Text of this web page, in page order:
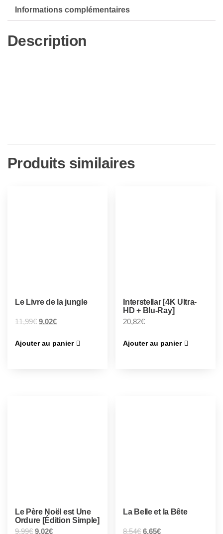
Informations complémentaires
Description
Produits similaires
Le Livre de la jungle
11,99€ 9,02€
Ajouter au panier
Interstellar [4K Ultra-
HD + Blu-Ray]
20,82€
Ajouter au panier
Le Père Noël est Une
Ordure [Édition Simple]
9,99€ 9,02€
La Belle et la Bête
8,54€ 6,65€